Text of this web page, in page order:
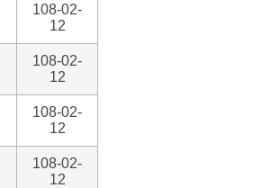
108-02-
12
108-02-
12
108-02-
12
108-02-
12